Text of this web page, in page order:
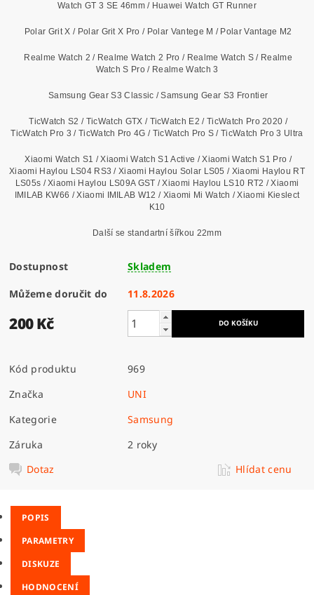
Watch GT 3 SE 46mm / Huawei Watch GT Runner
Polar Grit X / Polar Grit X Pro / Polar Vantege M / Polar Vantage M2
Realme Watch 2 / Realme Watch 2 Pro / Realme Watch S / Realme
Watch S Pro / Realme Watch 3
Samsung Gear S3 Classic / Samsung Gear S3 Frontier
TicWatch S2 / TicWatch GTX / TicWatch E2 / TicWatch Pro 2020 /
TicWatch Pro 3 / TicWatch Pro 4G / TicWatch Pro S / TicWatch Pro 3 Ultra
Xiaomi Watch S1 / Xiaomi Watch S1 Active / Xiaomi Watch S1 Pro /
Xiaomi Haylou LS04 RS3 / Xiaomi Haylou Solar LS05 / Xiaomi Haylou RT
LS05s / Xiaomi Haylou LS09A GST / Xiaomi Haylou LS10 RT2 / Xiaomi
IMILAB KW66 / Xiaomi IMILAB W12 / Xiaomi Mi Watch / Xiaomi Kieslect
K10
Další se standartní šířkou 22mm
Dostupnost Skladem
Můžeme doručit do 11.8.2026
200 Kč
Kód produktu
969
Značka
UNI
Kategorie
Samsung
Záruka
2 roky
Dotaz
Hlídat cenu
POPIS
PARAMETRY
DISKUZE
HODNOCENÍ